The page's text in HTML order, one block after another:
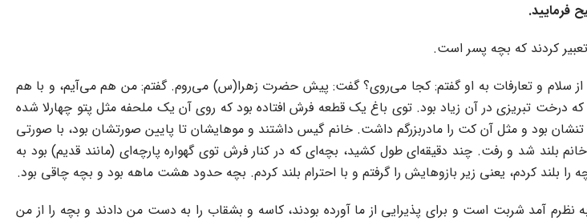
فرمایید.
کردند که بچه پسر است.
از سلام و تعارفات به او گفتم: کجا می‌روی؟ گفت: پیش حضرت زهرا(س) می‌روم. گفتم: من هم می‌آیم، و با هم
درخت تبریزی در آن زیاد بود. توی باغ یک قطعه فرش افتاده بود که روی آن یک ملحفه مثل پتو چهارلا شده
بود و مثل آن کت را مادربزرگم داشت. خانم گیس داشتند و موهایشان تا پایین صورتشان بود، با صورتی
بلند شد و رفت. چند دقیقه‌ای طول کشید، بچه‌ای که در کنار فرش توی گهواره پارچه‌ای (مانند قدیم) بود به
کردم، یعنی زیر بازوهایش را گرفتم و با احترام بلند کردم. بچه حدود هشت ماهه بود و بچه چاقی بود.
آمد شربت است و برای پذیرایی از ما آورده بودند، کاسه و بشقاب را به دست من دادند و بچه را از من